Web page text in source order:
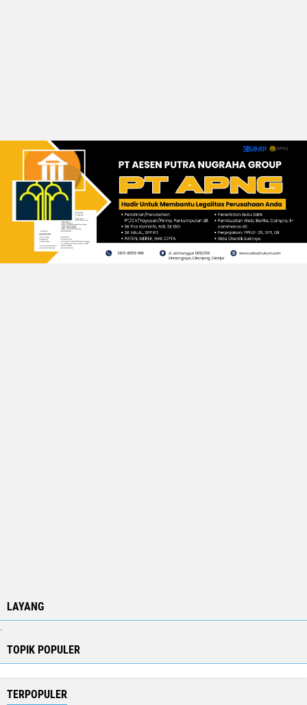
LAYANG
TOPIK POPULER
TERPOPULER